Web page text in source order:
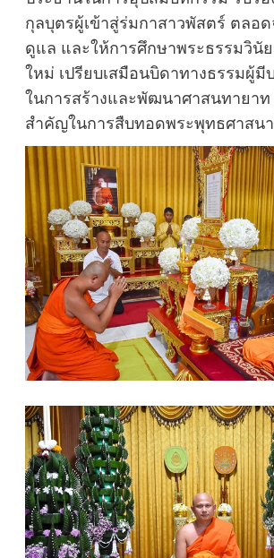
กุลบุตรผู้เข้าสู่ร่มกาสาวพัสตร์ ตลอ
ดูแล และให้การศึกษาพระธรรมวินั
ใหม่ เปรียบเสมือนบิดาทางธรรมผู้
ในการสร้างและพัฒนาศาสนทายาท
สำคัญในการสืบทอดพระพุทธศาสน